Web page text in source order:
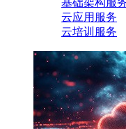
基础架构服
云应用服务
云培训服务